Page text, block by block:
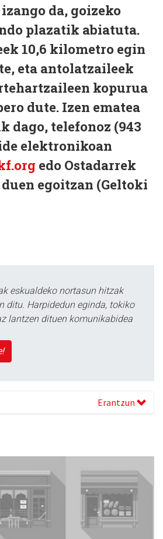
da, goizeko
plazatik abiatuta.
10,6 kilometro egin
eta antolatzaileek
kopurua
dute. Izen ematea
dago, telefonoz (943
elektronikoan
edo Ostadarrek
egoitzan (Geltoki
eskualdeko nortasun hitzak
ditu. Harpidedun eginda, tokiko
lantzen dituen komunikabidea
Erantzun